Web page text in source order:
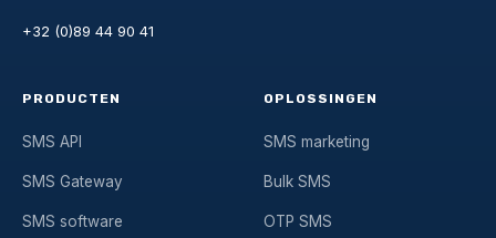
+32 (0)89 44 90 41
PRODUCTEN
SMS API
SMS Gateway
SMS software
OPLOSSINGEN
SMS marketing
Bulk SMS
OTP SMS